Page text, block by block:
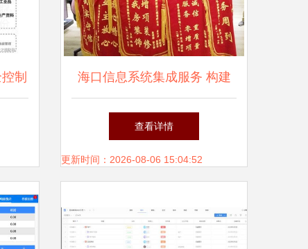
制
以
撑
海口信息系统集成服务 构建
智慧城市的核心驱动力
查看详情
更新时间：2026-08-06 15:04:52